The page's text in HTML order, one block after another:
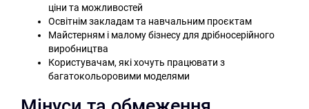
ціни та можливостей
Освітнім закладам та навчальним проєктам
Майстерням і малому бізнесу для дрібносерійного
виробництва
Користувачам, які хочуть працювати з
багатокольоровими моделями